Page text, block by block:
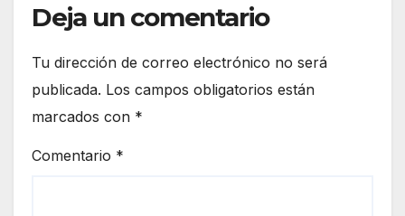
Deja un comentario
Tu dirección de correo electrónico no será
publicada. Los campos obligatorios están
marcados con *
Comentario *